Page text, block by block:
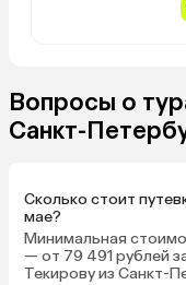
Вопросы о
Санкт-
Сколько стоит
мае?
Минимальная
— от 79 491 рублей
Текирову из Санкт-